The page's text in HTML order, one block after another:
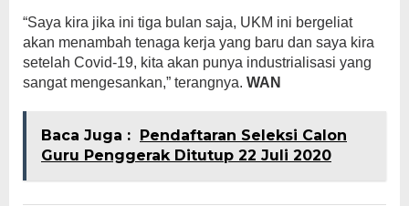
“Saya kira jika ini tiga bulan saja, UKM ini bergeliat
akan menambah tenaga kerja yang baru dan saya kira
setelah Covid-19, kita akan punya industrialisasi yang
sangat mengesankan,” terangnya. WAN
Baca Juga :
Pendaftaran Seleksi Calon
Guru Penggerak Ditutup 22 Juli 2020